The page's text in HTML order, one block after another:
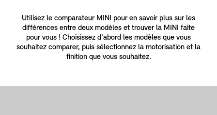
Utilisez le comparateur MINI pour en savoir plus sur les
différences entre deux modèles et trouver la MINI faite
pour vous ! Choisissez d'abord les modèles que vous
souhaitez comparer, puis sélectionnez la motorisation et la
finition que vous souhaitez.